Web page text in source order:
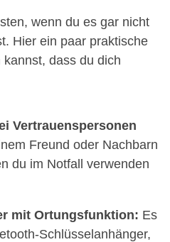
wenn du es gar nicht
Hier ein paar praktische
dass du dich
Vertrauenspersonen
Freund oder Nachbarn
du im Notfall verwenden
mit Ortungsfunktion: Es
Schlüsselanhänger,